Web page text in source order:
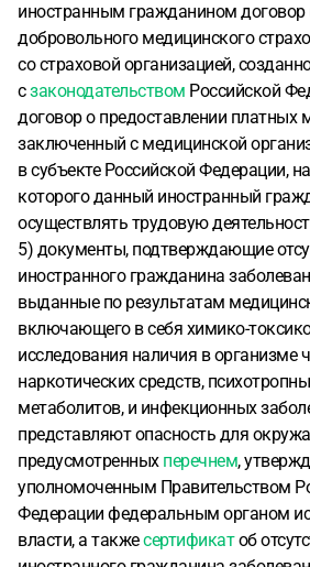
иностранным гражданином договор
добровольного медицинского
со страховой организацией,
сзаконодательством Российской
договор о предоставлении платных
заключенный с медицинской
в субъекте Российской Федерации,
которого данный иностранный
осуществлять трудовую
5) документы, подтверждающие
иностранного гражданина
выданные по результатам
включающего в себя химико-
исследования наличия в организме
наркотических средств,
метаболитов, и инфекционных
представляют опасность для
предусмотренных перечнем,
уполномоченным Правительством
Федерации федеральным органом
власти, а такжесертификатоб